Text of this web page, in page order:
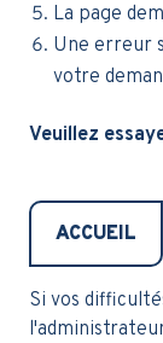
La page
Une erreur
votre
Veuillez
ACCUEIL
Si vos